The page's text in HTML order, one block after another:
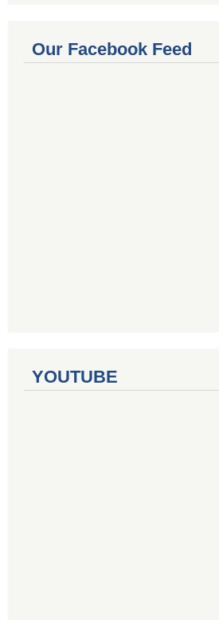
Our Facebook Feed
YOUTUBE